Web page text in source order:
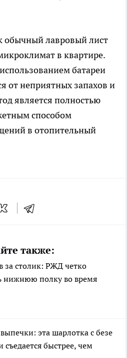
обычный лавровый лист
в квартире.
батареи
от неприятных запахов и
является полностью
способом
в отопительный
также:
за столик: РЖД четко
нижнюю полку во время
эта шарлотка с безе
съедается быстрее, чем